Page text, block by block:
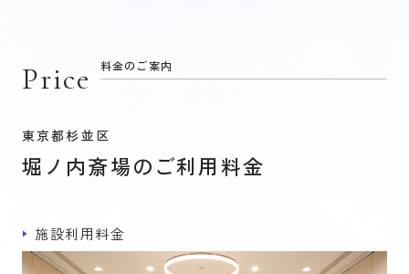
Price 料金のご案内
東京都杉並区
堀ノ内斎場のご利用料金
施設利用料金